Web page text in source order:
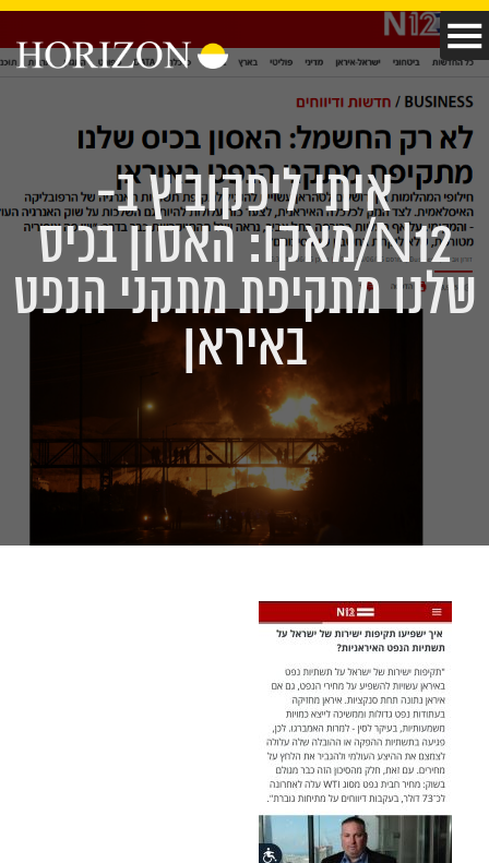
איתי ליפקוביץ ב-
N12/מאקו: האסון בכיס
שלנו מתקיפת מתקני הנפט
באיראן